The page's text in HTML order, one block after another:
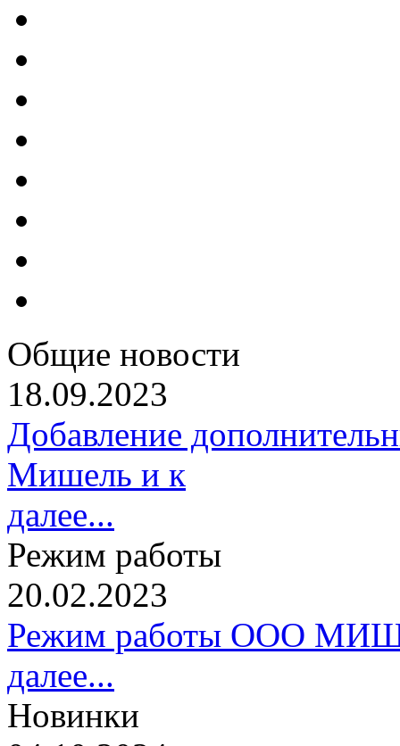
Общие новости
18.09.2023
Добавление
Мишель и к
далее...
Режим работы
20.02.2023
Режим работы ООО
далее...
Новинки